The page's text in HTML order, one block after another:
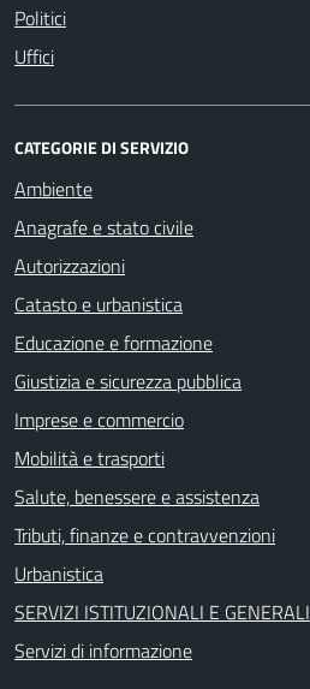
Politici
Uffici
CATEGORIE DI SERVIZIO
Ambiente
Anagrafe e stato civile
Autorizzazioni
Catasto e urbanistica
Educazione e formazione
Giustizia e sicurezza pubblica
Imprese e commercio
Mobilità e trasporti
Salute, benessere e assistenza
Tributi, finanze e contravvenzioni
Urbanistica
SERVIZI ISTITUZIONALI E GENERALI
Servizi di informazione